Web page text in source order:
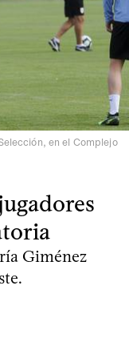
en el Complejo
Giménez